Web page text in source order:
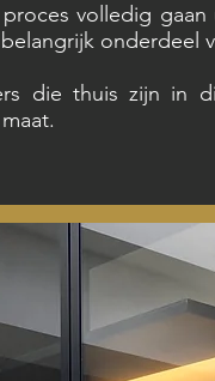
volledig
onderdeel
die thuis zijn in